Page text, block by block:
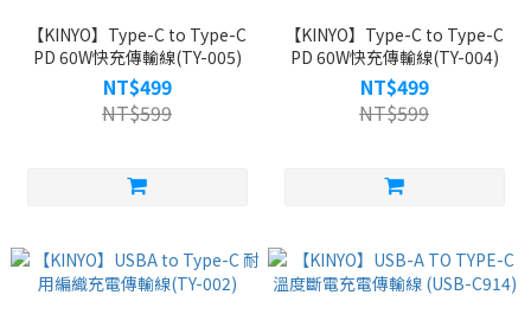
【KINYO】Type-C to Type-C
PD 60W快充傳輸線(TY-005)
NT$499
NT$599
【KINYO】Type-C to Type-C
PD 60W快充傳輸線(TY-004)
NT$499
NT$599